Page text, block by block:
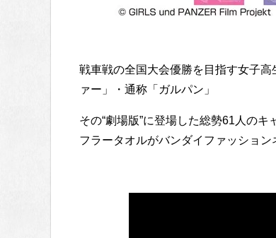
戦車戦の全国大会優勝を目指す女子
ァー」・通称「ガルパン」
その“劇場版”に登場した総勢61人の
フラータオルがバンダイファッション